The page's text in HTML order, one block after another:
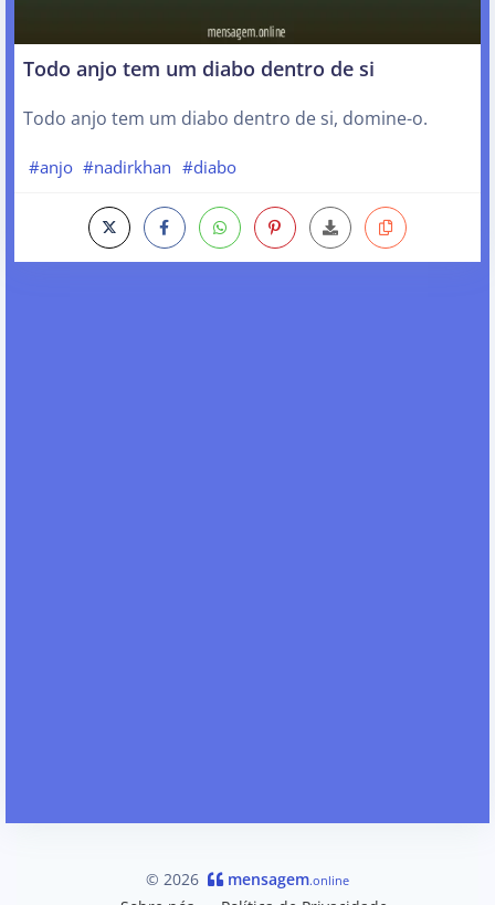
Todo anjo tem um diabo dentro de si
Todo anjo tem um diabo dentro de si, domine-o.
#anjo #nadirkhan #diabo
© 2026 mensagem.online